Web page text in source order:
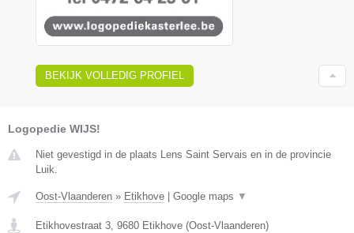
BEKIJK VOLLEDIG PROFIEL
Logopedie WIJS!
Niet gevestigd in de plaats Lens Saint Servais en in de provincie
Luik.
Oost-Vlaanderen » Etikhove Google maps ▼
Etikhovestraat 3, 9680 Etikhove (Oost-Vlaanderen)